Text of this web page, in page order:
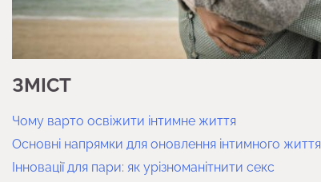
ЗМІСТ
Чому варто освіжити інтимне життя
Основні напрямки для оновлення інтимного життя
Інновації для пари: як урізноманітнити секс